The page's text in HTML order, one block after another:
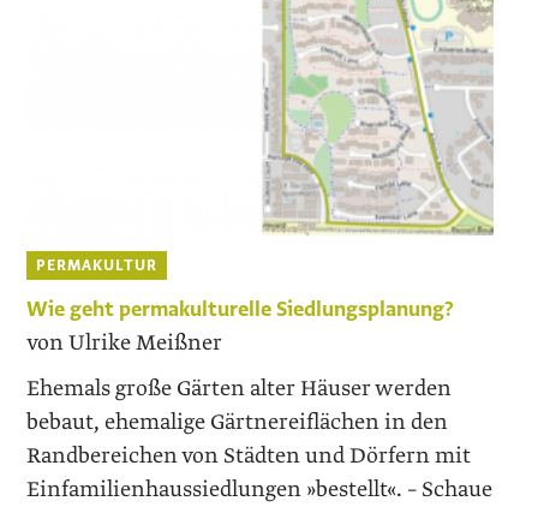
PERMAKULTUR
Wie geht permakulturelle Siedlungsplanung?
von Ulrike Meißner
Ehemals große Gärten alter Häuser werden
bebaut, ehemalige Gärtnereiflächen in den
Randbereichen von Städten und Dörfern mit
Einfamilienhaussiedlungen »bestellt«. – Schaue